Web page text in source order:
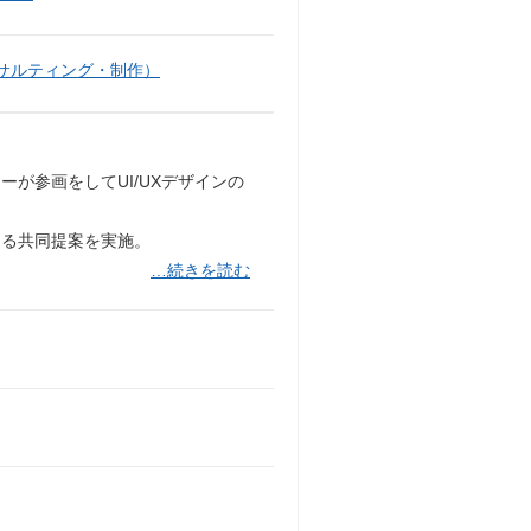
ティング・制作）
が参画をしてUI/UXデザインの
共同提案を実施。
…続きを読む